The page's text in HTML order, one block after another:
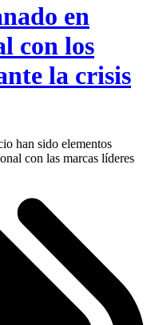
en
con los
la crisis
han sido elementos
con las marcas líderes